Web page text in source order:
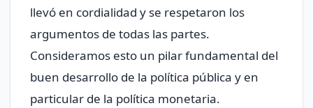
llevó en cordialidad y se respetaron los
argumentos de todas las partes.
Consideramos esto un pilar fundamental del
buen desarrollo de la política pública y en
particular de la política monetaria.